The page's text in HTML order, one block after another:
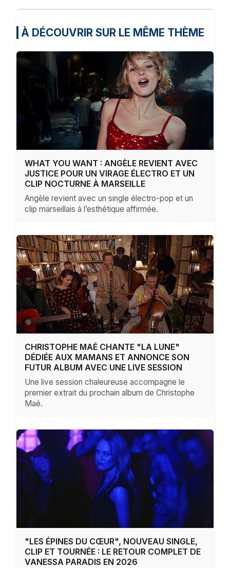
J'accepte - Lancer la vidéo
À DÉCOUVRIR SUR LE MÊME THÈME
WHAT YOU WANT : ANGÈLE REVIENT AVEC
JUSTICE POUR UN VIRAGE ÉLECTRO ET UN
CLIP NOCTURNE À MARSEILLE
Angèle revient avec un single électro-pop et un
clip marseillais à l’esthétique affirmée.
CHRISTOPHE MAÉ CHANTE "LA LUNE"
DÉDIÉE AUX MAMANS ET ANNONCE SON
FUTUR ALBUM AVEC UNE LIVE SESSION
Une live session chaleureuse accompagne le
premier extrait du prochain album de Christophe
Maé.
"LES ÉPINES DU CŒUR", NOUVEAU SINGLE,
CLIP ET TOURNÉE : LE RETOUR COMPLET DE
VANESSA PARADIS EN 2026